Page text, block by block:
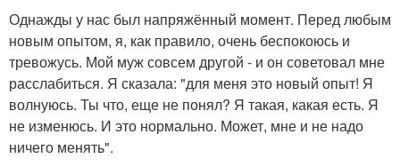
Однажды у нас был напряжённый момент. Перед любым
новым опытом, я, как правило, очень беспокоюсь и
тревожусь. Мой муж совсем другой - и он советовал мне
расслабиться. Я сказала: "для меня это новый опыт! Я
волнуюсь. Ты что, еще не понял? Я такая, какая есть. Я
не изменюсь. И это нормально. Может, мне и не надо
ничего менять".